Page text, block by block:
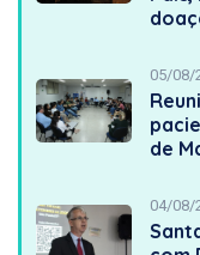
05/08/
de
04/08/